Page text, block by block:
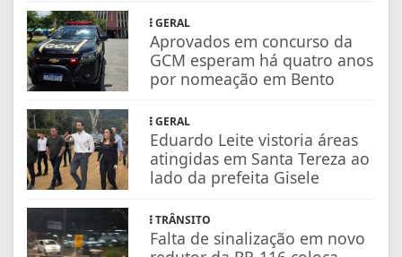
GERAL
Aprovados em concurso da
GCM esperam há quatro anos
por nomeação em Bento
GERAL
Eduardo Leite vistoria áreas
atingidas em Santa Tereza ao
lado da prefeita Gisele
TRÂNSITO
Falta de sinalização em novo